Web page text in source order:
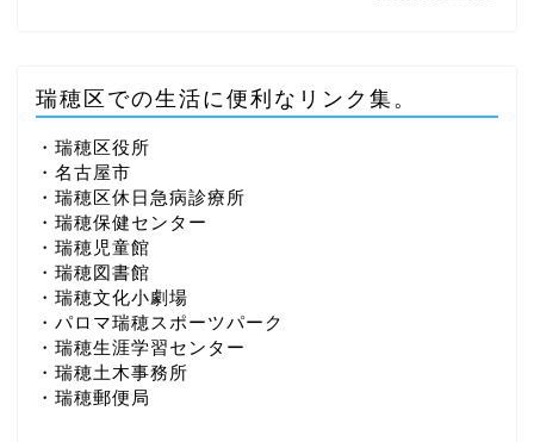
瑞穂区での生活に便利なリンク集。
・瑞穂区役所
・名古屋市
・瑞穂区休日急病診療所
・瑞穂保健センター
・瑞穂児童館
・瑞穂図書館
・瑞穂文化小劇場
・パロマ瑞穂スポーツパーク
・瑞穂生涯学習センター
・瑞穂土木事務所
・瑞穂郵便局